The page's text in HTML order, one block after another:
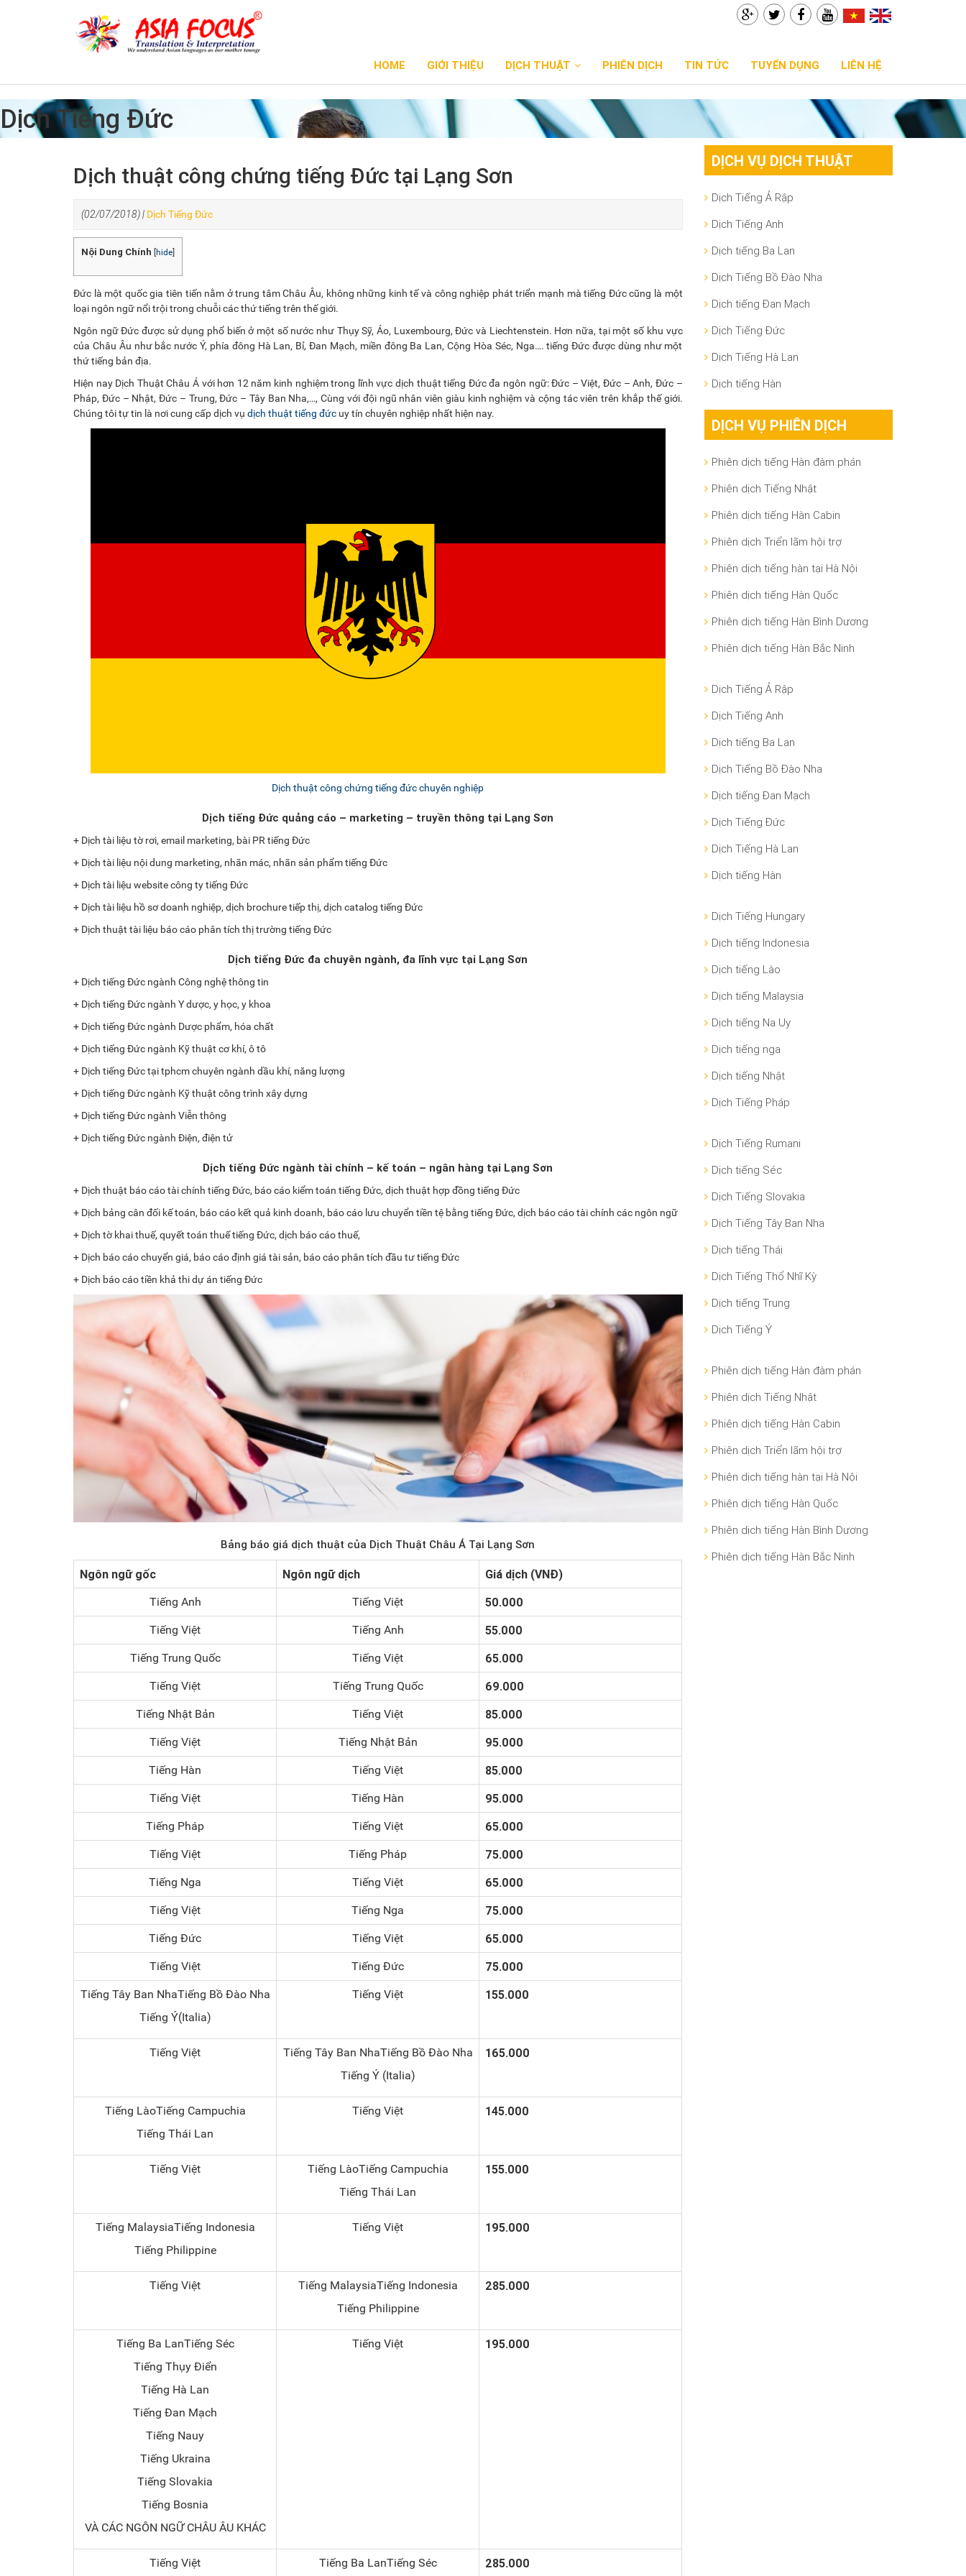
HOME GIỚI THIỆU DỊCH THUẬT PHIÊN DỊCH TIN TỨC TUYỂN DỤNG LIÊN HỆ
Dịch Tiếng Đức
Dịch thuật công chứng tiếng Đức tại Lạng Sơn
(02/07/2018) | Dịch Tiếng Đức
Nội Dung Chính hide
Đức là một quốc gia tiên tiến nằm ở trung tâm Châu Âu, không những kinh tế và công nghiệp phát triển mạnh mà tiếng Đức cũng là một
loại ngôn ngữ nổi trội trong chuỗi các thứ tiếng trên thế giới.
Ngôn ngữ Đức được sử dụng phổ biến ở một số nước như Thụy Sỹ, Áo, Luxembourg, Đức và Liechtenstein. Hơn nữa, tại một số khu vực
của Châu Âu như bắc nước Ý, phía đông Hà Lan, Bỉ, Đan Mạch, miền đông Ba Lan, Cộng Hòa Séc, Nga…. tiếng Đức được dùng như một
thứ tiếng bản địa.
Hiện nay Dịch Thuật Châu Á với hơn 12 năm kinh nghiệm trong lĩnh vực dịch thuật tiếng Đức đa ngôn ngữ: Đức – Việt, Đức – Anh, Đức –
Pháp, Đức – Nhật, Đức – Trung, Đức – Tây Ban Nha,…, Cùng với đội ngũ nhân viên giàu kinh nghiệm và cộng tác viên trên khắp thế giới.
Chúng tôi tự tin là nơi cung cấp dịch vụ dịch thuật tiếng đức uy tín chuyên nghiệp nhất hiện nay.
Dịch thuật công chứng tiếng đức chuyên nghiệp
Dịch tiếng Đức quảng cáo – marketing – truyền thông tại Lạng Sơn
+ Dịch tài liệu tờ rơi, email marketing, bài PR tiếng Đức
+ Dịch tài liệu nội dung marketing, nhãn mác, nhãn sản phẩm tiếng Đức
+ Dịch tài liệu website công ty tiếng Đức
+ Dịch tài liệu hồ sơ doanh nghiệp, dịch brochure tiếp thị, dịch catalog tiếng Đức
+ Dịch thuật tài liệu báo cáo phân tích thị trường tiếng Đức
Dịch tiếng Đức đa chuyên ngành, đa lĩnh vực tại Lạng Sơn
+ Dịch tiếng Đức ngành Công nghệ thông tin
+ Dịch tiếng Đức ngành Y dược, y học, y khoa
+ Dịch tiếng Đức ngành Dược phẩm, hóa chất
+ Dịch tiếng Đức ngành Kỹ thuật cơ khí, ô tô
+ Dịch tiếng Đức tại tphcm chuyên ngành dầu khí, năng lượng
+ Dịch tiếng Đức ngành Kỹ thuật công trình xây dựng
+ Dịch tiếng Đức ngành Viễn thông
+ Dịch tiếng Đức ngành Điện, điện tử
Dịch tiếng Đức ngành tài chính – kế toán – ngân hàng tại Lạng Sơn
+ Dịch thuật báo cáo tài chính tiếng Đức, báo cáo kiểm toán tiếng Đức, dịch thuật hợp đồng tiếng Đức
+ Dịch bảng cân đối kế toán, báo cáo kết quả kinh doanh, báo cáo lưu chuyển tiền tệ bằng tiếng Đức, dịch báo cáo tài chính các ngôn ngữ
+ Dịch tờ khai thuế, quyết toán thuế tiếng Đức, dịch báo cáo thuế,
+ Dịch báo cáo chuyển giá, báo cáo định giá tài sản, báo cáo phân tích đầu tư tiếng Đức
+ Dịch báo cáo tiền khả thi dự án tiếng Đức
Bảng báo giá dịch thuật của Dịch Thuật Châu Á Tại Lạng Sơn
Ngôn ngữ gốc Ngôn ngữ dịch Giá dịch (VNĐ)
Tiếng Anh Tiếng Việt 50.000
Tiếng Việt Tiếng Anh 55.000
Tiếng Trung Quốc Tiếng Việt 65.000
Tiếng Việt Tiếng Trung Quốc 69.000
Tiếng Nhật Bản Tiếng Việt 85.000
Tiếng Việt Tiếng Nhật Bản 95.000
Tiếng Hàn Tiếng Việt 85.000
Tiếng Việt Tiếng Hàn 95.000
Tiếng Pháp Tiếng Việt 65.000
Tiếng Việt Tiếng Pháp 75.000
Tiếng Nga Tiếng Việt 65.000
Tiếng Việt Tiếng Nga 75.000
Tiếng Đức Tiếng Việt 65.000
Tiếng Việt Tiếng Đức 75.000
Tiếng Tây Ban NhaTiếng Bồ Đào Nha
Tiếng Ý(Italia)
Tiếng Việt 155.000
Tiếng Việt
Tiếng Tây Ban NhaTiếng Bồ Đào Nha
Tiếng Ý (Italia)
165.000
Tiếng LàoTiếng Campuchia
Tiếng Thái Lan
Tiếng Việt 145.000
Tiếng Việt
Tiếng LàoTiếng Campuchia
Tiếng Thái Lan
155.000
Tiếng MalaysiaTiếng Indonesia
Tiếng Philippine
Tiếng Việt 195.000
Tiếng Việt
Tiếng MalaysiaTiếng Indonesia
Tiếng Philippine
285.000
Tiếng Ba LanTiếng Séc
Tiếng Thụy Điển
Tiếng Hà Lan
Tiếng Đan Mạch
Tiếng Nauy
Tiếng Ukraina
Tiếng Slovakia
Tiếng Bosnia
VÀ CÁC NGÔN NGỮ CHÂU ÂU KHÁC
Tiếng Việt 195.000
Tiếng Việt Tiếng Ba LanTiếng Séc 285.000
DỊCH VỤ DỊCH THUẬT
Dịch Tiếng Ả Rập
Dịch Tiếng Anh
Dịch tiếng Ba Lan
Dịch Tiếng Bồ Đào Nha
Dịch tiếng Đan Mạch
Dịch Tiếng Đức
Dịch Tiếng Hà Lan
Dịch tiếng Hàn
DỊCH VỤ PHIÊN DỊCH
Phiên dịch tiếng Hàn đàm phán
Phiên dịch Tiếng Nhật
Phiên dịch tiếng Hàn Cabin
Phiên dịch Triển lãm hội trợ
Phiên dịch tiếng hàn tại Hà Nội
Phiên dịch tiếng Hàn Quốc
Phiên dịch tiếng Hàn Bình Dương
Phiên dịch tiếng Hàn Bắc Ninh
Dịch Tiếng Ả Rập
Dịch Tiếng Anh
Dịch tiếng Ba Lan
Dịch Tiếng Bồ Đào Nha
Dịch tiếng Đan Mạch
Dịch Tiếng Đức
Dịch Tiếng Hà Lan
Dịch tiếng Hàn
Dịch Tiếng Hungary
Dịch tiếng Indonesia
Dịch tiếng Lào
Dịch tiếng Malaysia
Dịch tiếng Na Uy
Dịch tiếng nga
Dịch tiếng Nhật
Dịch Tiếng Pháp
Dịch Tiếng Rumani
Dịch tiếng Séc
Dịch Tiếng Slovakia
Dịch Tiếng Tây Ban Nha
Dịch tiếng Thái
Dịch Tiếng Thổ Nhĩ Kỳ
Dịch tiếng Trung
Dịch Tiếng Ý
Phiên dịch tiếng Hàn đàm phán
Phiên dịch Tiếng Nhật
Phiên dịch tiếng Hàn Cabin
Phiên dịch Triển lãm hội trợ
Phiên dịch tiếng hàn tại Hà Nội
Phiên dịch tiếng Hàn Quốc
Phiên dịch tiếng Hàn Bình Dương
Phiên dịch tiếng Hàn Bắc Ninh